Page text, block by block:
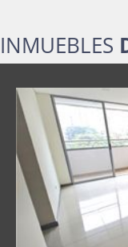
INMUEBLES